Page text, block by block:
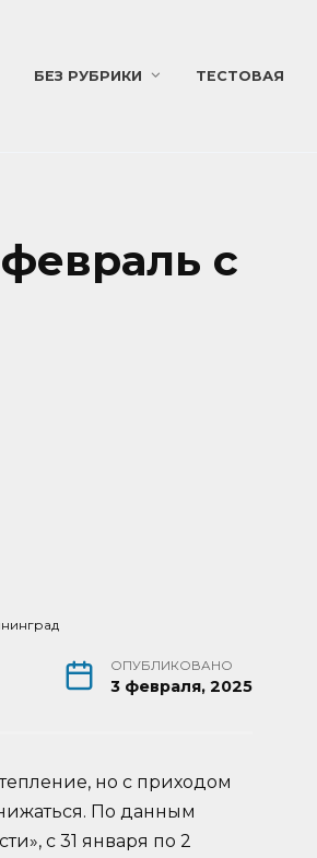
БЕЗ РУБРИКИ ТЕСТОВАЯ
с
ОПУБЛИКОВАНО
3 февраля, 2025
но с приходом
По данным
с 31 января по 2